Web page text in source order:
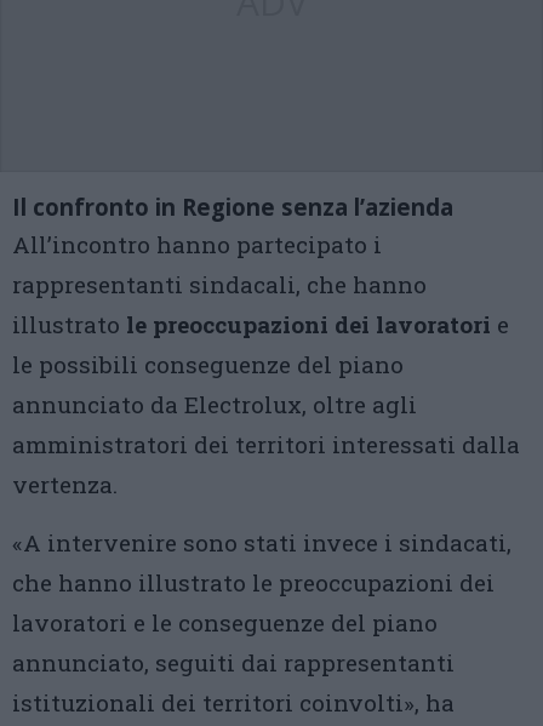
Il confronto in Regione senza l’azienda
All’incontro hanno partecipato i
rappresentanti sindacali, che hanno
illustrato le preoccupazioni dei lavoratori e
le possibili conseguenze del piano
annunciato da Electrolux, oltre agli
amministratori dei territori interessati dalla
vertenza.
«A intervenire sono stati invece i sindacati,
che hanno illustrato le preoccupazioni dei
lavoratori e le conseguenze del piano
annunciato, seguiti dai rappresentanti
istituzionali dei territori coinvolti», ha